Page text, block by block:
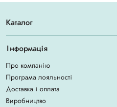
Каталог
Інформація
Про компанію
Програма лояльності
Доставка і оплата
Виробництво